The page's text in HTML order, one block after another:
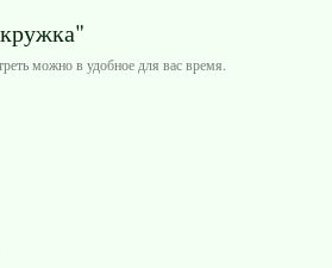
можно в удобное для вас время.